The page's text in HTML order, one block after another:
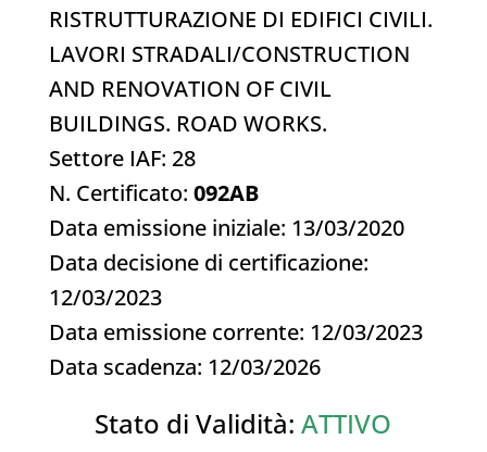
RISTRUTTURAZIONE DI EDIFICI CIVILI.
LAVORI STRADALI/CONSTRUCTION
AND RENOVATION OF CIVIL
BUILDINGS. ROAD WORKS.
Settore IAF: 28
N. Certificato: 092AB
Data emissione iniziale: 13/03/2020
Data decisione di certificazione:
12/03/2023
Data emissione corrente: 12/03/2023
Data scadenza: 12/03/2026
Stato di Validità:ATTIVO